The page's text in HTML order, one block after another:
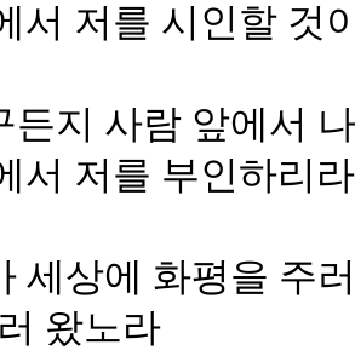
서 저를 시인할 것
든지 사람 앞에서
서 저를 부인하리라
세상에 화평을 주
왔노라